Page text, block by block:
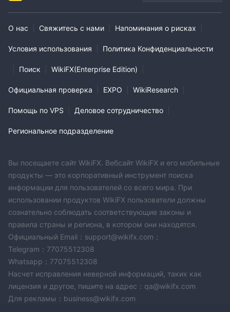
О нас Свяжитесь с нами Напоминания о рисках
Условия использования Политика Конфиденциальности
Поиск WikiFX(Enterprise Edition)
Официальная проверка EXPO WikiResearch
Помощь по VPS Деловое сотрудничество
Региональное подразделение
Вы посещаете сайт WikiFX. Вебсайт WikiFX и его мобильные
продукты — это корпоративный инструмент поиска
информации для пользователей со всего мира. При
использовании продуктов WikiFX пользователи должны
сознательно соблюдать соответствующие законы и
правила страны и региона, в котором они находятся.
Официальный Email：support@wikifx.com；
Telegram：77075512308
Whatsapp：77075512308
Насчет исправления неверной информаций, таких как
лицензия и другое, пишите на адрес：qa@wikifx.com
Для рекламы：business@wikifx.com